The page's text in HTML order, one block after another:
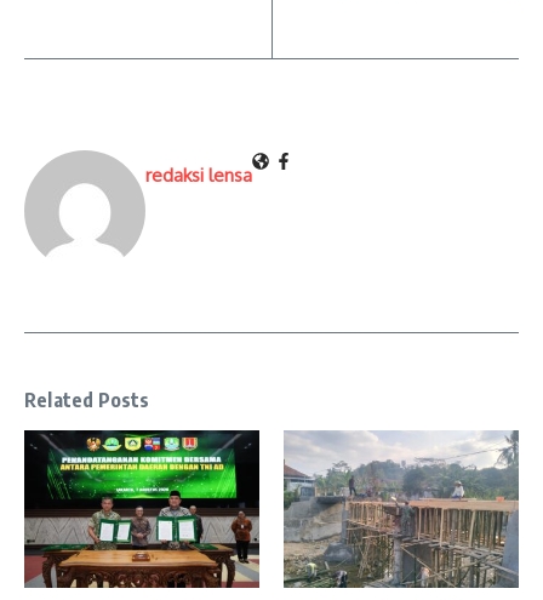
redaksi lensa
Related Posts